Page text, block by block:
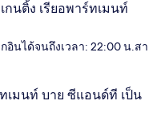
กนติ้ง เรียอพาร์ทเมนท์
อินได้จนถึงเวลา: 22:00 น.สา
เมนท์ บาย ซีแอนด์ที เป็น